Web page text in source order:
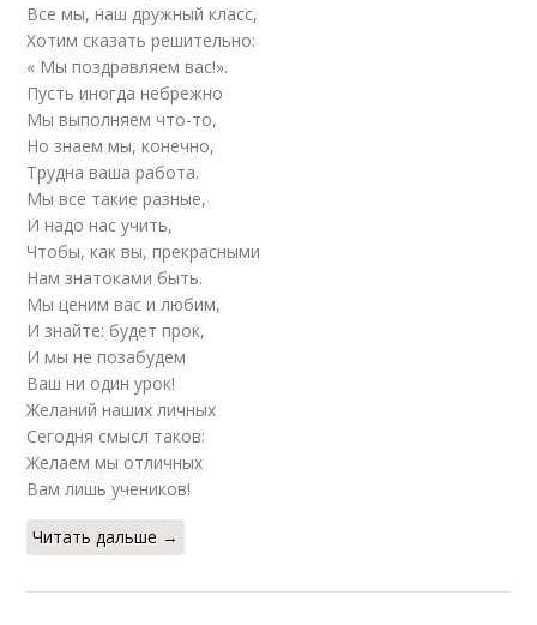
Все мы, наш дружный класс,
Хотим сказать решительно:
« Мы поздравляем вас!».
Пусть иногда небрежно
Мы выполняем что-то,
Но знаем мы, конечно,
Трудна ваша работа.
Мы все такие разные,
И надо нас учить,
Чтобы, как вы, прекрасными
Нам знатоками быть.
Мы ценим вас и любим,
И знайте: будет прок,
И мы не позабудем
Ваш ни один урок!
Желаний наших личных
Сегодня смысл таков:
Желаем мы отличных
Вам лишь учеников!
Читать дальше →